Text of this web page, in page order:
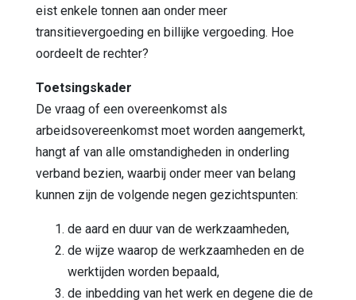
eist enkele tonnen aan onder meer
transitievergoeding en billijke vergoeding. Hoe
oordeelt de rechter?
Toetsingskader
De vraag of een overeenkomst als
arbeidsovereenkomst moet worden aangemerkt,
hangt af van alle omstandigheden in onderling
verband bezien, waarbij onder meer van belang
kunnen zijn de volgende negen gezichtspunten:
de aard en duur van de werkzaamheden,
de wijze waarop de werkzaamheden en de
werktijden worden bepaald,
de inbedding van het werk en degene die de